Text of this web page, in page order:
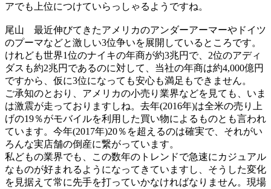
アでも上位につけていらっしゃるようですね。
尾山 最近伸びてきたアメリカのアンダーアーマーやドイツ
のプーマなどと激しい3位争いを展開しているところです。
けれども世界1位のナイキの年商が約3兆円で、2位のアディ
ダスも約2兆円であるのに対して、当社の年商は約4,000億円
ですから、仮に3位になっても安心も満足もできません。
ご承知のとおり、アメリカの小売り業界などを見ても、いま
は激震が走っておりますしね。去年(2016年)は全米の売り上
げの19％がモバイルを利用した買い物によるものとも言われ
ています。今年(2017年)20％を超えるのは確実で、それがい
ろんな実店舗の倒産に繋がっています。
私どもの業界でも、この数年のトレンドで急速にカジュアル
なものが好まれるようになってきていますし、そうした変化
を見据えて常に先手を打っていかなければなりません。現場